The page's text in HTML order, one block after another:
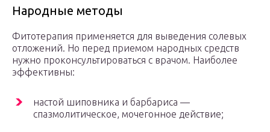
Народные методы
Фитотерапия применяется для выведения солевых
отложений. Но перед приемом народных средств
нужно проконсультироваться с врачом. Наиболее
эффективны:
настой шиповника и барбариса —
спазмолитическое, мочегонное действие;